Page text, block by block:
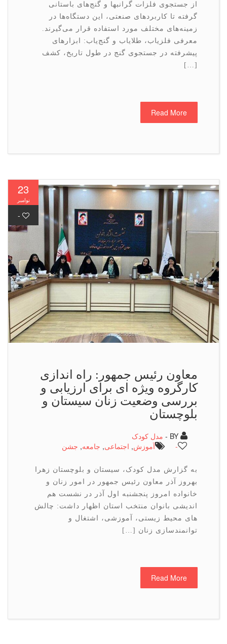
از جستجوی فلزات گرانبها و گنج‌های باستانی
گرفته تا کاربردهای صنعتی، این دستگاه‌ها در
زمینه‌های مختلف مورد استفاده قرار می‌گیرند.
معرفی فلزیاب، طلایاب و گنج‌یاب: ابزارهای
پیشرفته در جستجوی گنج در طول تاریخ، کشف
Read More
23
نوامبر
-
معاون رئیس جمهور: راه اندازی
کارگروه ویژه ای برای ارزیابی و
بررسی وضعیت زنان سیستان و
بلوچستان
مدل کودک
آموزش,اجتماعی ,جامعه ,جشن
به گزارش مدل کودک، سیستان و بلوچستان زهرا
بهروز آذر معاون رئیس جمهور در امور زنان و
خانواده امروز پنجشنبه اول آذر در نشست هم
اندیشی بانوان منتخب استان اظهار داشت: چالش
های محیط زیستی، آموزشی، اشتغال و
توانمندسازی زنان […]
Read More